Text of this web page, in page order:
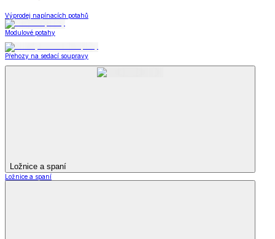
Výprodej napínacích potahů
Modulové potahy
Přehozy na sedací soupravy
Ložnice a spaní
Ložnice a spaní